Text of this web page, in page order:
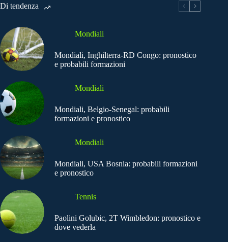
Di tendenza
Mondiali
Mondiali, Inghilterra-RD Congo: pronostico
e probabili formazioni
Mondiali
Mondiali, Belgio-Senegal: probabili
formazioni e pronostico
Mondiali
Mondiali, USA Bosnia: probabili formazioni
e pronostico
Tennis
Paolini Golubic, 2T Wimbledon: pronostico e
dove vederla